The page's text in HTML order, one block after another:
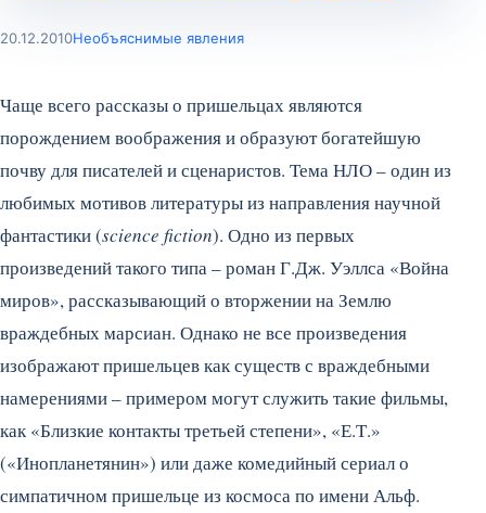
20.12.2010Необъяснимые явления
Чаще всего рассказы о пришельцах являются
порождением воображения и образуют богатейшую
почву для писателей и сценаристов. Тема НЛО – один из
любимых мотивов литературы из направления научной
фантастики (science fiction). Одно из первых
произведений такого типа – роман Г.Дж. Уэллса «Война
миров», рассказывающий о вторжении на Землю
враждебных марсиан. Однако не все произведения
изображают пришельцев как существ с враждебными
намерениями – примером могут служить такие фильмы,
как «Близкие контакты третьей степени», «Е.Т.»
(«Инопланетянин») или даже комедийный сериал о
симпатичном пришельце из космоса по имени Альф.